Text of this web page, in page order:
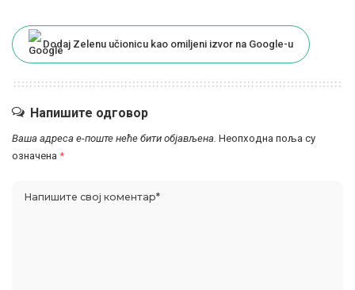
Dodaj Zelenu učionicu kao omiljeni izvor na Google-u
Напишите одговор
Ваша адреса е-поште неће бити објављена. Неопходна поља су
означена *